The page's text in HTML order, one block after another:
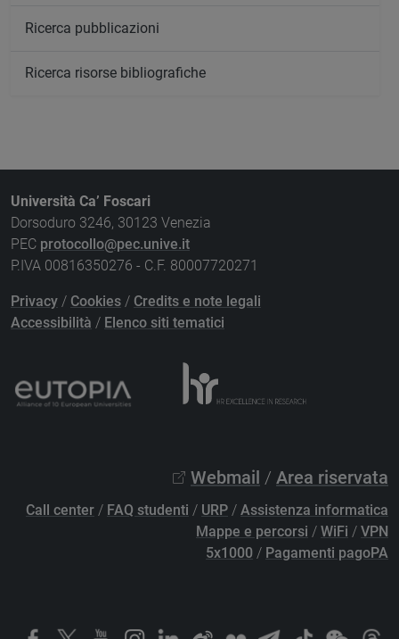
Ricerca pubblicazioni
Ricerca risorse bibliografiche
Università Ca’ Foscari
Dorsoduro 3246, 30123 Venezia
PEC protocollo@pec.unive.it
P.IVA 00816350276 - C.F. 80007720271
Privacy / Cookies / Credits e note legali
Accessibilità / Elenco siti tematici
Webmail / Area riservata
Call center / FAQ studenti / URP / Assistenza informatica
Mappe e percorsi / WiFi / VPN
5x1000 / Pagamenti pagoPA